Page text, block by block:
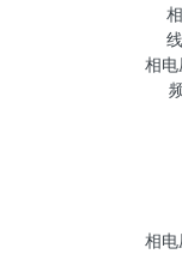
相
线
相电
频
相电